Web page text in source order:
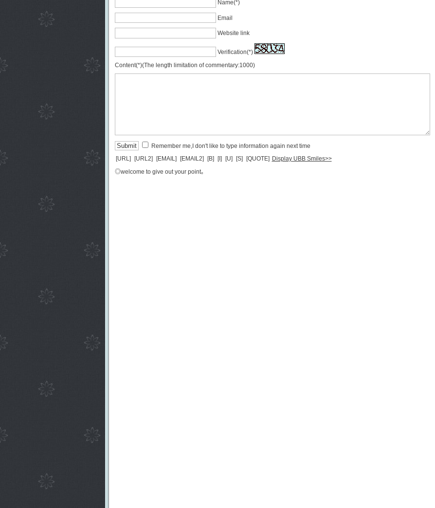
Name(*)
Email
Website link
Verification(*)
Content(*)(The length limitation of commentary:1000)
Remember me,I don't like to type information again next time
[URL] [URL2] [EMAIL] [EMAIL2] [B] [I] [U] [S] [QUOTE] Display UBB Smiles>>
◎welcome to give out your point。